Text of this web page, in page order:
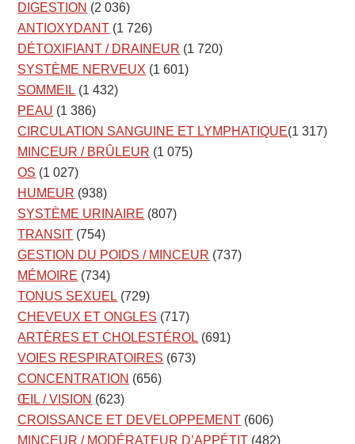
DIGESTION (2 036)
ANTIOXYDANT (1 726)
DÉTOXIFIANT / DRAINEUR (1 720)
SYSTÈME NERVEUX (1 601)
SOMMEIL (1 432)
PEAU (1 386)
CIRCULATION SANGUINE ET LYMPHATIQUE(1 317)
MINCEUR / BRÛLEUR (1 075)
OS (1 027)
HUMEUR (938)
SYSTÈME URINAIRE (807)
TRANSIT (754)
GESTION DU POIDS / MINCEUR (737)
MÉMOIRE (734)
TONUS SEXUEL (729)
CHEVEUX ET ONGLES (717)
ARTÈRES ET CHOLESTÉROL (691)
VOIES RESPIRATOIRES (673)
CONCENTRATION (656)
ŒIL / VISION (623)
CROISSANCE ET DEVELOPPEMENT (606)
MINCEUR / MODÉRATEUR D’APPÉTIT (482)